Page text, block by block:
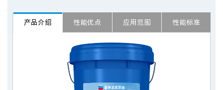
产品介绍 性能优点 应用范围 性能标准